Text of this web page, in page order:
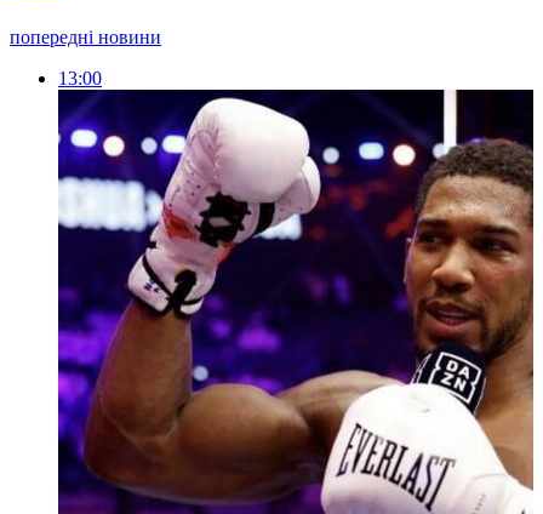
попередні новини
13:00